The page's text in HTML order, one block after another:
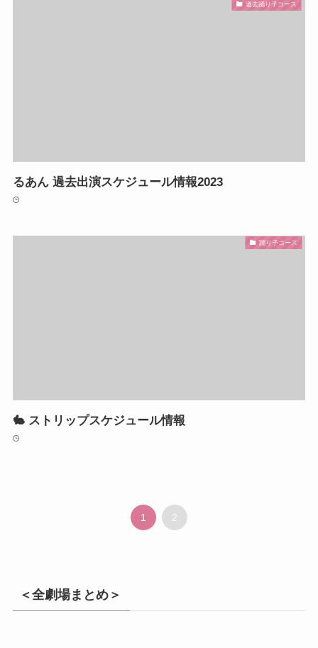
過去踊り子コース
るあん 過去出演スケジュール情報2023
踊り子コース
🐇 ストリップスケジュール情報
1 2
＜全劇場まとめ＞